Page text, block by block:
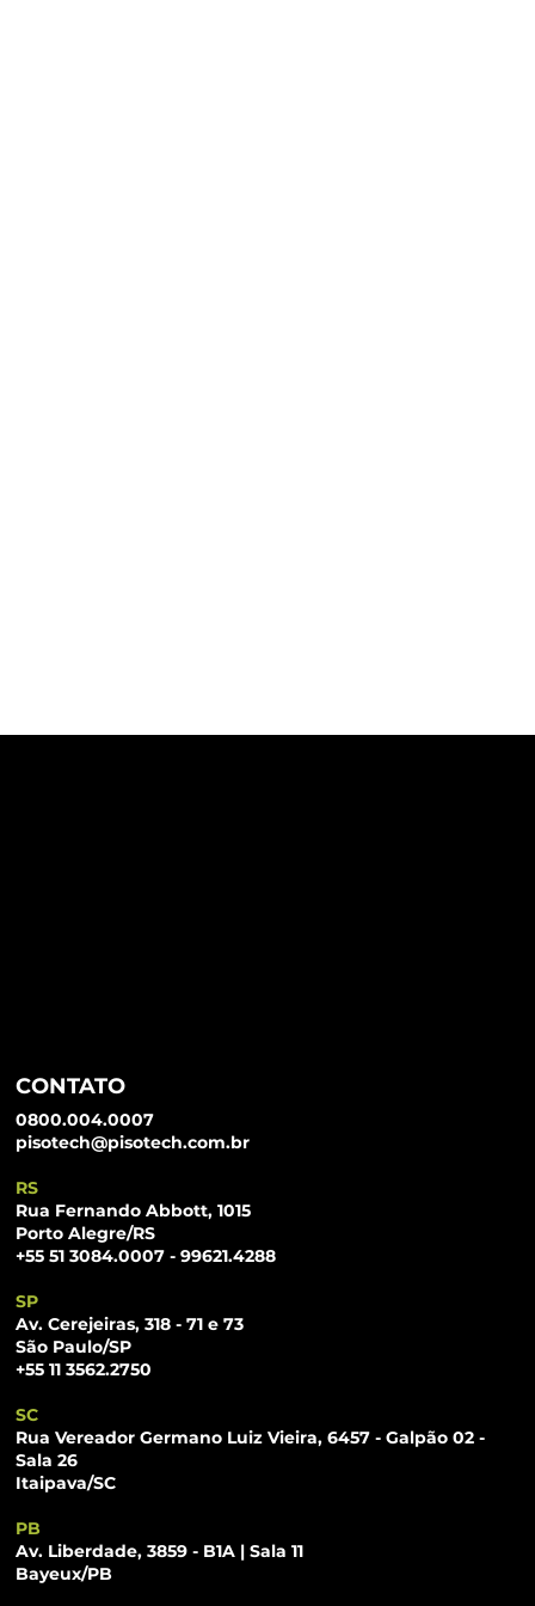
CONTATO
0800.004.0007
pisotech@pisotech.com.br
RS
Rua Fernando Abbott, 1015
Porto Alegre/RS
+55 51 3084.0007 - 99621.4288
SP
Av. Cerejeiras, 318 - 71 e 73
São Paulo/SP
+55 11 3562.2750
SC
Rua Vereador Germano Luiz Vieira, 6457 - Galpão 02 -
Sala 26
Itaipava/SC
PB
Av. Liberdade, 3859 - B1A | Sala 11
Bayeux/PB